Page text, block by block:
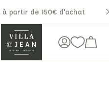
à partir de 150€ d'achat